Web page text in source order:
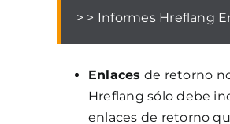
> > Informes Hreflang
Enlaces de retorno
Hreflang sólo debe
enlaces de retorno